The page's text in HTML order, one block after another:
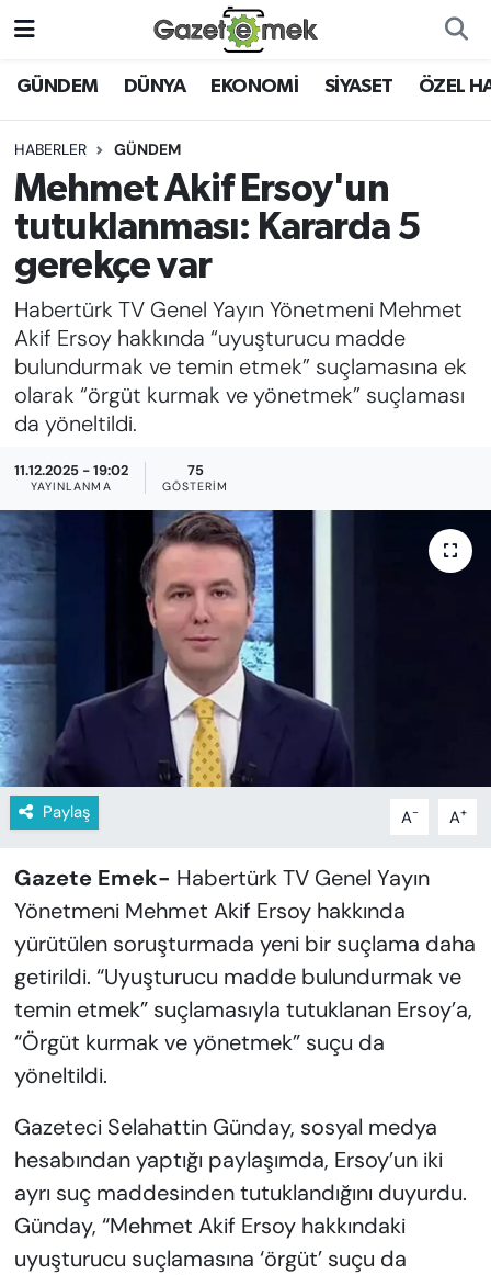
GÜNDEM DÜNYA EKONOMİ SİYASET ÖZEL
HABERLER GÜNDEM
Mehmet Akif Ersoy'un
tutuklanması: Kararda 5
gerekçe var
Habertürk TV Genel Yayın Yönetmeni Mehmet
Akif Ersoy hakkında “uyuşturucu madde
bulundurmak ve temin etmek” suçlamasına ek
olarak “örgüt kurmak ve yönetmek” suçlaması
da yöneltildi.
11.12.2025 - 19:02
YAYINLANMA
75
GÖSTERIM
Paylaş A- A+
Gazete Emek- Habertürk TV Genel Yayın
Yönetmeni Mehmet Akif Ersoy hakkında
yürütülen soruşturmada yeni bir suçlama daha
getirildi. “Uyuşturucu madde bulundurmak ve
temin etmek” suçlamasıyla tutuklanan Ersoy’a,
“Örgüt kurmak ve yönetmek” suçu da
yöneltildi.
Gazeteci Selahattin Günday, sosyal medya
hesabından yaptığı paylaşımda, Ersoy’un iki
ayrı suç maddesinden tutuklandığını duyurdu.
Günday, “Mehmet Akif Ersoy hakkındaki
uyuşturucu suçlamasına ‘örgüt’ suçu da
DÜNYA
EKONOMİ
EMEK HABERLERİ
YENİ MEDYADA EMEK
GAZETECİLİĞİNİ GELİŞTİRMEK
FAYDALI BİLGİLER
GÜNDEM
KÜLTÜR-SANAT
MAGAZİN
ÖZEL HABER
YAZAR KÖŞESİ
SİYASET
VAN VE DİYARBAKIR HABERLERİ
Nöbetçi Eczaneler
Hava Durumu
İstanbul Namaz Vakitleri
Trafik Durumu
Süper Lig Puan Durumu ve Fikstür
Tüm Manşetler
Son Dakika Haberleri
Haber Arşivi